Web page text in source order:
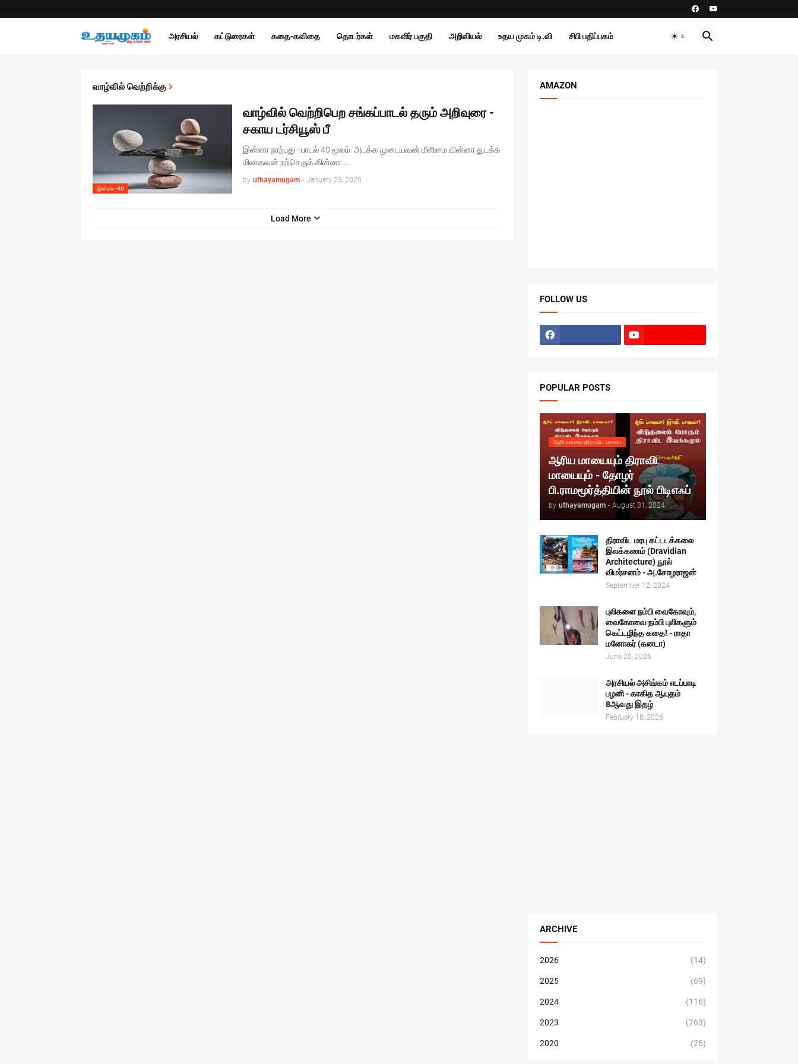
அரசியல் கட்டுரைகள் கதை-கவிதை தொடர்கள் மகளிர் பகுதி அறிவியல் உதய முகம் டி.வி சிபி பதிப்பகம்
வாழ்வில் வெற்றிக்கு
இன்னா-40
வாழ்வில் வெற்றிபெற சங்கப்பாடல் தரும் அறிவுரை -
சகாய டர்சியூஸ் பீ
இன்னா நாற்பது - பாடல் 40 மூலம்: அடக்க முடையவன் மீளிமை யின்னா துடக்க
மிலாதவன் றற்செருக் கின்னா …
by uthayamugam - January 23, 2025
Load More
AMAZON
FOLLOW US
POPULAR POSTS
ஆரியமாயை திராவிட மாயை
ஆரிய மாயையும் திராவிட
மாயையும் - தோழர்
பி.ராமமூர்த்தியின் நூல் பிடிஎஃப்
by uthayamugam - August 31, 2024
திராவிட மரபு கட்டடக்கலை
இலக்கணம் (Dravidian
Architecture) நூல்
விமர்சனம் - அ.சோழராஜன்
September 12, 2024
புலிகளை நம்பி வைகோவும்,
வைகோவை நம்பி புலிகளும்
கெட்டழிந்த கதை! - ராதா
மனோகர் (கனடா)
June 20, 2026
அரசியல் அசிங்கம் எடப்பாடி
பழனி - காகித ஆயுதம்
8ஆவது இதழ்
February 18, 2026
ARCHIVE
2026 (14)
2025 (69)
2024 (116)
2023 (263)
2020 (26)